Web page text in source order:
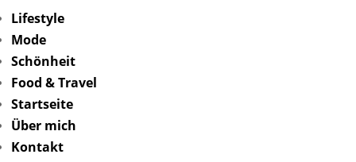
Lifestyle
Mode
Schönheit
Food & Travel
Startseite
Über mich
Kontakt